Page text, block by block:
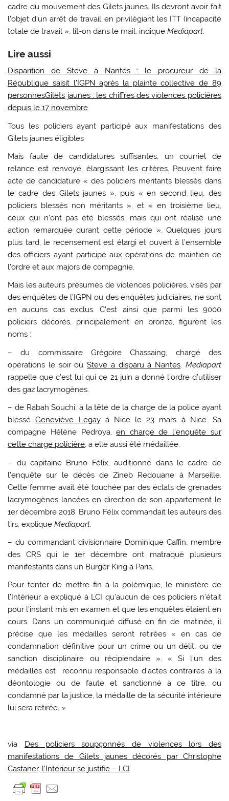
cadre du mouvement des Gilets jaunes. Ils devront avoir fait
l’objet d’un arrêt de travail en privilégiant les ITT (incapacité
totale de travail », lit-on dans le mail, indiqueMediapart.
Lire aussi
Disparition de Steve à Nantes : le procureur de la
République saisit l’IGPN après la plainte collective de 89
personnesGilets jaunes : les chiffres des violences policières
depuis le 17 novembre
Tous les policiers ayant participé aux manifestations des
Gilets jaunes éligibles
Mais faute de candidatures suffisantes, un courriel de
relance est renvoyé, élargissant les critères. Peuvent faire
acte de candidature « des policiers méritants blessés dans
le cadre des Gilets jaunes », puis « en second lieu, des
policiers blessés non méritants », et « en troisième lieu,
ceux qui n’ont pas été blessés, mais qui ont réalisé une
action remarquée durant cette période ». Quelques jours
plus tard, le recensement est élargi et ouvert à l’ensemble
des officiers ayant participé aux opérations de maintien de
l’ordre et aux majors de compagnie.
Mais les auteurs présumés de violences policières, visés par
des enquêtes de l’IGPN ou des enquêtes judiciaires, ne sont
en aucuns cas exclus. C’est ainsi que parmi les 9000
policiers décorés, principalement en bronze, figurent les
noms :
– du commissaire Grégoire Chassaing, chargé des
opérations le soir oùSteve a disparu à Nantes. Mediapart
rappelle que c’est lui qui ce 21 juin a donné l’ordre d’utiliser
des gaz lacrymogènes.
– de Rabah Souchi, à la tête de la charge de la police ayant
blesséGeneviève Legayà Nice le 23 mars à Nice. Sa
compagne Hélène Pedroya,en charge de l’enquête sur
cette charge policière, a elle aussi été médaillée.
– du capitaine Bruno Félix, auditionné dans le cadre de
l’enquête sur le décès de Zineb Redouane à Marseille.
Cette femme avait été touchée par des éclats de grenades
lacrymogènes lancées en direction de son appartement le
1er décembre 2018. Bruno Félix commandait les auteurs des
tirs, expliqueMediapart.
– du commandant divisionnaire Dominique Caffin, membre
des CRS qui le 1er décembre ont matraqué plusieurs
manifestants dans un Burger King à Paris.
Pour tenter de mettre fin à la polémique, le ministère de
l’Intérieur a expliqué à LCI qu’aucun de ces policiers n’était
pour l’instant mis en examen et que les enquêtes étaient en
cours. Dans un communiqué diffusé en fin de matinée, il
précise que les médailles seront retirées « en cas de
condamnation définitive pour un crime ou un délit, ou de
sanction disciplinaire ou récipiendaire ». « Si l’un des
médaillés est reconnu responsable d’actes contraires à la
déontologie ou de faute et sanctionné à ce titre, ou
condamné par la justice, la médaille de la sécurité intérieure
lui sera retirée. »
via Des policiers soupçonnés de violences lors des
manifestations de Gilets jaunes décorés par Christophe
Castaner, l’Intérieur se justifie – LCI